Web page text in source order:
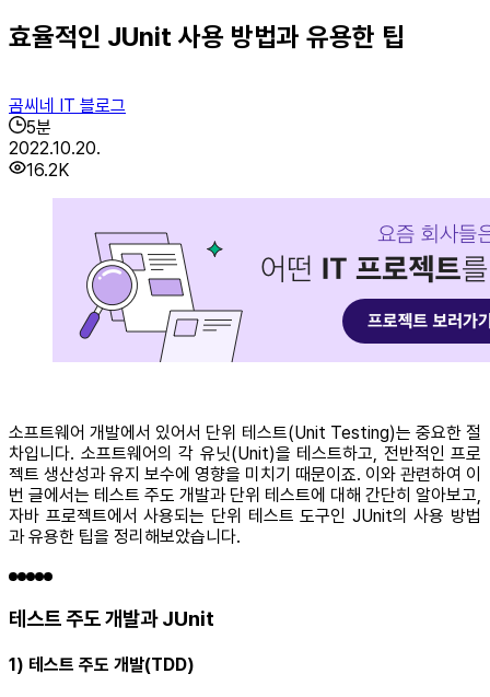
효율적인 JUnit 사용 방법과 유용한 팁
곰씨네 IT 블로그
5분
2022.10.20.
16.2K
소프트웨어 개발에서 있어서 단위 테스트(Unit Testing)는 중요한 절
차입니다. 소프트웨어의 각 유닛(Unit)을 테스트하고, 전반적인 프로
젝트 생산성과 유지 보수에 영향을 미치기 때문이죠. 이와 관련하여 이
번 글에서는 테스트 주도 개발과 단위 테스트에 대해 간단히 알아보고,
자바 프로젝트에서 사용되는 단위 테스트 도구인 JUnit의 사용 방법
과 유용한 팁을 정리해보았습니다.
테스트 주도 개발과 JUnit
1) 테스트 주도 개발(TDD)